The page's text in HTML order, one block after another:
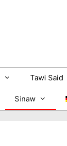
Tawi Said
Sinaw